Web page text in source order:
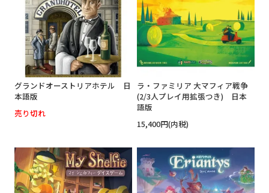
グランドオーストリアホテル 日
本語版
売り切れ
ラ・ファミリア 大マフィア戦争
(2/3人プレイ用拡張つき) 日本
語版
15,400円(内税)